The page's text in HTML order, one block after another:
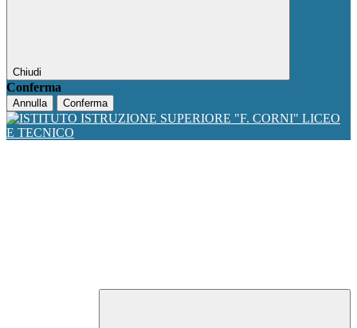
Chiudi
Conferma
Annulla Conferma